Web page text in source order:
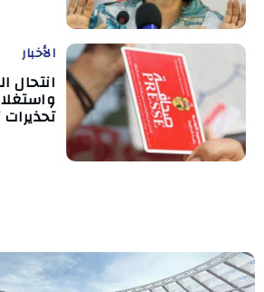
الأخبار
انتحال
تحذيرات